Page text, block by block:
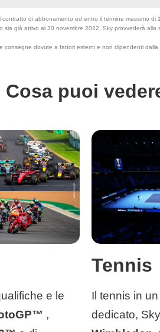
di abbonamento ed entro il termine massimo di
già attivo al 30 novembre 2022, Sky provvederà
dovute a fattori esterni e non dipendenti dalla
Cosa puoi
e le
,
Tennis
Il tennis in
dedicato,